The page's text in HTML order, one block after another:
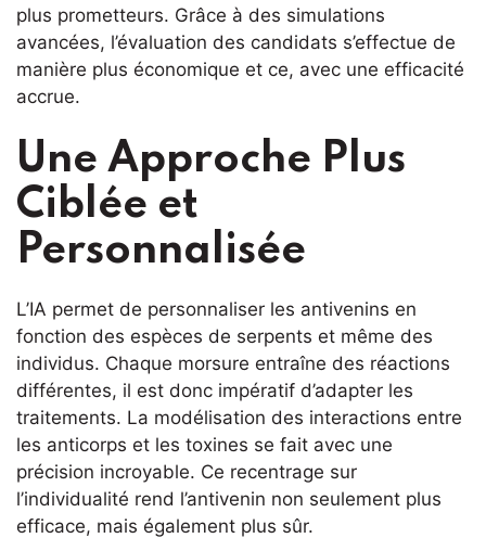
plus prometteurs. Grâce à des simulations
avancées, l’évaluation des candidats s’effectue de
manière plus économique et ce, avec une efficacité
accrue.
Une Approche Plus
Ciblée et
Personnalisée
L’IA permet de personnaliser les antivenins en
fonction des espèces de serpents et même des
individus. Chaque morsure entraîne des réactions
différentes, il est donc impératif d’adapter les
traitements. La modélisation des interactions entre
les anticorps et les toxines se fait avec une
précision incroyable. Ce recentrage sur
l’individualité rend l’antivenin non seulement plus
efficace, mais également plus sûr.